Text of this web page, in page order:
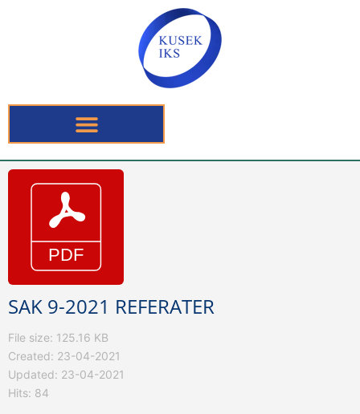
SAK 9-2021 REFERATER
File size: 125.16 KB
Created: 23-04-2021
Updated: 23-04-2021
Hits: 84